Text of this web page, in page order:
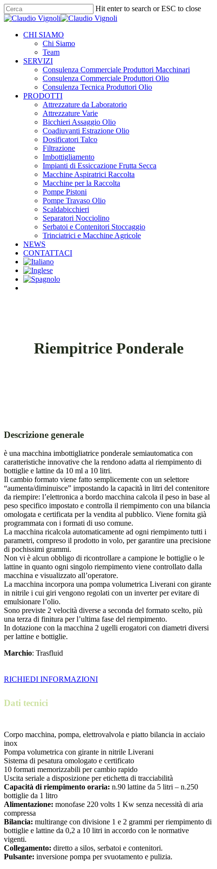
Skip
to
content
Hit enter to search or ESC to close
Close
Menu
CHI SIAMO
Chi Siamo
Team
SERVIZI
Consulenza Commerciale Produttori Macchinari
Consulenza Commerciale Produttori Olio
Consulenza Tecnica Produttori Olio
PRODOTTI
Attrezzature da Laboratorio
Attrezzature Varie
Bicchieri Assaggio Olio
Coadiuvanti Estrazione Olio
Dosificatori Talco
Filtrazione
Imbottigliamento
Impianti di Essiccazione Frutta Secca
Macchine Aspiratrici Raccolta
Macchine per la Raccolta
Pompe Pistoni
Pompe Travaso Olio
Scaldabicchieri
Separatori Nocciolino
Serbatoi e Contenitori Stoccaggio
Trinciatrici e Macchine Agricole
NEWS
CONTATTACI
Riempitrice Ponderale
Descrizione generale
è una macchina imbottigliatrice ponderale semiautomatica con
caratteristiche innovative che la rendono adatta al riempimento di
bottiglie e lattine da 10 ml a 10 litri.
Il cambio formato viene fatto semplicemente con un selettore
“aumenta/diminuisce” impostando la capacità in litri del contenitore
da riempire: l’elettronica a bordo macchina calcola il peso in base al
peso specifico impostato e controlla il riempimento con una bilancia
omologata e certificata per la vendita al pubblico. Viene fornita già
programmata con i formati di uso comune.
La macchina ricalcola automaticamente ad ogni riempimento tutti i
parametri, compreso il prodotto in volo, per garantire una precisione
di pochissimi grammi.
Non vi è alcun obbligo di ricontrollare a campione le bottiglie o le
lattine in quanto ogni singolo riempimento viene controllato dalla
macchina e visualizzato all’operatore.
La macchina incorpora una pompa volumetrica Liverani con girante
in nitrile i cui giri vengono regolati con un inverter per evitare di
emulsionare l’olio.
Sono previste 2 velocità diverse a seconda del formato scelto, più
una terza di finitura per l’ultima fase del riempimento.
In dotazione con la macchina 2 ugelli erogatori con diametri diversi
per lattine e bottiglie.
Marchio: Trasfluid
RICHIEDI INFORMAZIONI
Dati tecnici
Corpo macchina, pompa, elettrovalvola e piatto bilancia in acciaio
inox
Pompa volumetrica con girante in nitrile Liverani
Sistema di pesatura omologato e certificato
10 formati memorizzabili per cambio rapido
Uscita seriale a disposizione per etichetta di tracciabilità
Capacità di riempimento oraria: n.90 lattine da 5 litri – n.250
bottiglie da 1 litro
Alimentazione: monofase 220 volts 1 Kw senza necessità di aria
compressa
Bilancia: multirange con divisione 1 e 2 grammi per riempimento di
bottiglie e lattine da 0,2 a 10 litri in accordo con le normative
vigenti.
Collegamento: diretto a silos, serbatoi e contenitori.
Pulsante: inversione pompa per svuotamento e pulizia.